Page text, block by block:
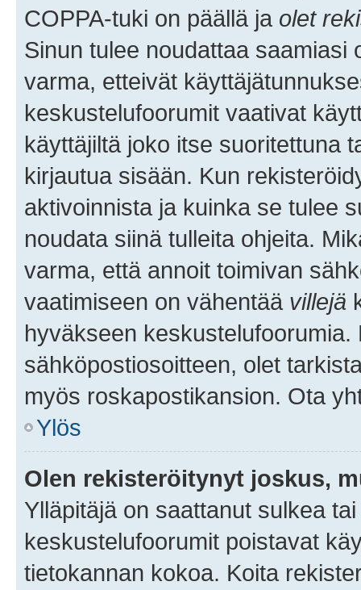
COPPA-tuki on päällä ja olet
Sinun tulee noudattaa saamiasi
varma, etteivät
keskustelufoorumit vaativat
käyttäjiltä joko itse suoritettuna
kirjautua sisään. Kun
aktivoinnista ja kuinka se tulee
noudata siinä tulleita ohjeita.
varma, että annoit toimivan
vaatimiseen on vähentää villejä
hyväkseen
sähköpostiosoitteen, olet
myös roskapostikansion. Ota
Ylös
Olen rekisteröitynyt joskus,
Ylläpitäjä on saattanut sulkea
keskustelufoorumit poistavat
tietokannan kokoa. Koita